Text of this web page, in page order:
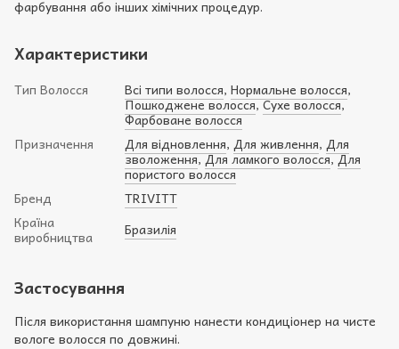
фарбування або інших хімічних процедур.
Характеристики
Тип Волосся Всі типи волосся, Нормальне волосся,
Пошкоджене волосся,Сухе волосся,
Фарбоване волосся
Призначення
Для відновлення, Для живлення, Для
зволоження,Для ламкого волосся,Для
пористого волосся
Бренд
TRIVITT
Країна
виробництва Бразилія
Застосування
Після використання шампуню нанести кондиціонер на чисте
вологе волосся по довжині.